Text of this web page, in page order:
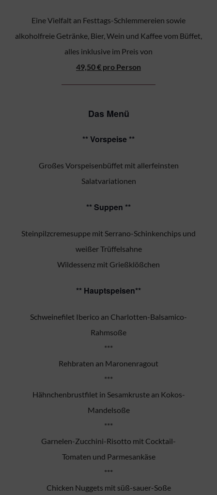
Eine Vielfalt an Festtags-Schlemmereien sowie
alkoholfreie Getränke, Bier, Wein und Kaffee vom Büffet,
alles inklusive im Preis von
49,50 € pro Person
Das Menü
** Vorspeise **
Großes Vorspeisenbüffet mit allerfeinsten
Salatvariationen
** Suppen **
Steinpilzcremesuppe mit Serrano-Schinkenchips und
weißer Trüffelsahne
Wildessenz mit Grießklößchen
** Hauptspeisen**
Schweinefilet Iberico an Charlotten-Balsamico-
Rahmsoße
***
Rehbraten an Maronenragout
***
Hähnchenbrustfilet in Sesamkruste an Kokos-
Mandelsoße
***
Garnelen-Zucchini-Risotto mit Cocktail-
Tomaten und Parmesankäse
***
Chicken Nuggets mit süß-sauer-Soße